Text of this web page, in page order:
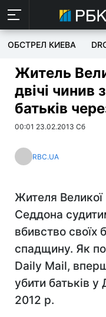
ОБСТРЕЛ КИЕВА
Житель
двічі чинив
батьків
00:01 23.02.2013 Сб
RBC.UA
Жителя Великої
Седдона
вбивство своїх
спадщину. Як
Daily Mail,
убити батьків у
2012 р.